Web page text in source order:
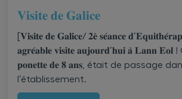
𝐕𝐢𝐬𝐢𝐭𝐞 𝐝𝐞 𝐆𝐚𝐥𝐢𝐜𝐞
[𝐕𝐢𝐬𝐢𝐭𝐞 𝐝𝐞 𝐆𝐚𝐥𝐢𝐜𝐞/ 𝟐𝐞̀ 𝐬𝐞́𝐚𝐧𝐜𝐞
𝐚𝐠𝐫𝐞́𝐚𝐛𝐥𝐞 𝐯𝐢𝐬𝐢𝐭𝐞 𝐚𝐮𝐣𝐨𝐮𝐫𝐝’𝐡𝐮𝐢 𝐚̀ 𝐋𝐚𝐧𝐧 𝐄𝐨𝐥
𝐩𝐨𝐧𝐞𝐭𝐭𝐞 𝐝𝐞 𝟖 𝐚𝐧𝐬, était de passage
l’établissement.